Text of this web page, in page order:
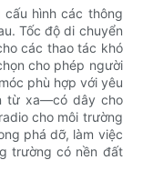
hình các thông
Tốc độ di chuyển
các thao tác khó
cho phép người
phù hợp với yêu
từ xa—có dây cho
cho môi trường
phá dỡ, làm việc
trường có nền đất